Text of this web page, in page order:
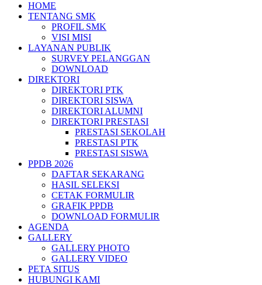
HOME
TENTANG SMK
PROFIL SMK
VISI MISI
LAYANAN PUBLIK
SURVEY PELANGGAN
DOWNLOAD
DIREKTORI
DIREKTORI PTK
DIREKTORI SISWA
DIREKTORI ALUMNI
DIREKTORI PRESTASI
PRESTASI SEKOLAH
PRESTASI PTK
PRESTASI SISWA
PPDB 2026
DAFTAR SEKARANG
HASIL SELEKSI
CETAK FORMULIR
GRAFIK PPDB
DOWNLOAD FORMULIR
AGENDA
GALLERY
GALLERY PHOTO
GALLERY VIDEO
PETA SITUS
HUBUNGI KAMI